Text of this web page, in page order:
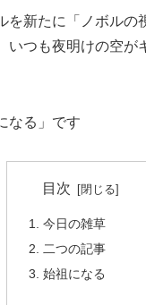
を新たに「ノボル
つも夜明けの空が
なる」です
目次
今日の雑草
二つの記事
始祖になる